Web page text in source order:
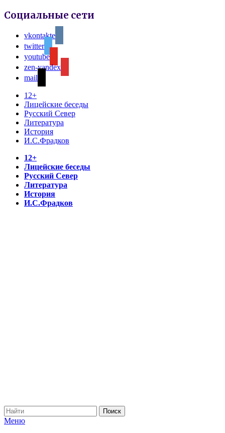
Социальные сети
vkontakte
twitter
youtube
zen-yandex
mail
12+
Лицейские беседы
Русский Север
Литература
История
И.С.Фрадков
12+
Лицейские беседы
Русский Север
Литература
История
И.С.Фрадков
Меню